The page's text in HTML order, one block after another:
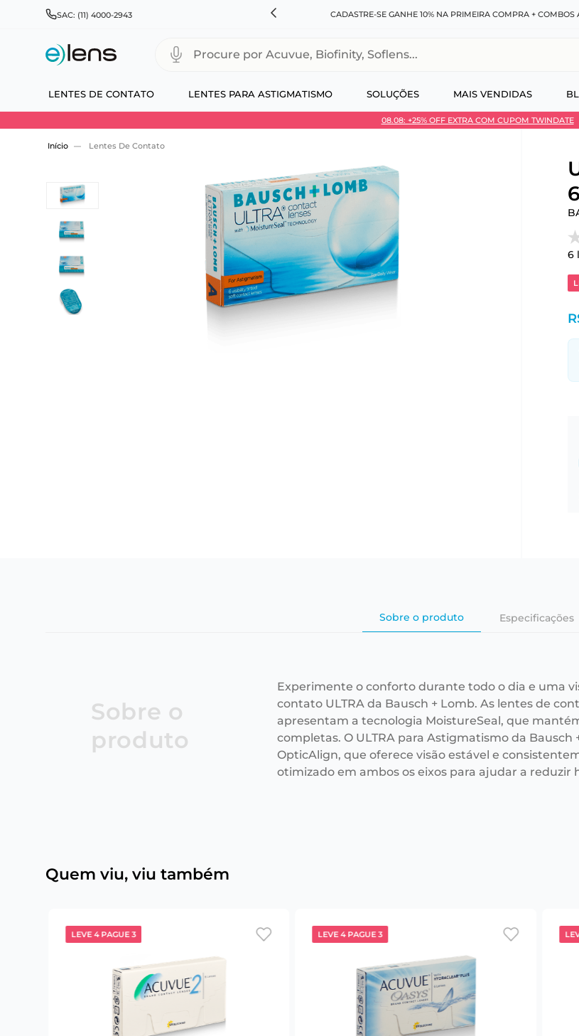
SAC: (11) 4000-2943
PARA TODO BRASIL E EXPRESSO PARA CAPITAIS CADASTRE-SE GANHE 10% NA PRIMEIRA COMPRA + COMBOS
LENTES DE CONTATO LENTES PARA ASTIGMATISMO SOLUÇÕES MAIS VENDIDAS
Procure por Acuvue, Biofinity, Soflens...
08.08: +25% OFF EXTRA COM CUPOM TWINDATE
Use 30HOJE e ganhe 30% OFF + economia extra no Pix
Lentes De Contato
6
6
Sobre o produto Especificações
Sobre o
produto
Experimente o conforto durante todo o dia e uma
contato ULTRA da Bausch + Lomb. As lentes de
apresentam a tecnologia MoistureSeal, que
completas. O ULTRA para Astigmatismo da
OpticAlign, que oferece visão estável e
otimizado em ambos os eixos para ajudar a reduzir
Quem viu, viu também
LEVE 4 PAGUE 3 LEVE 4 PAGUE 3